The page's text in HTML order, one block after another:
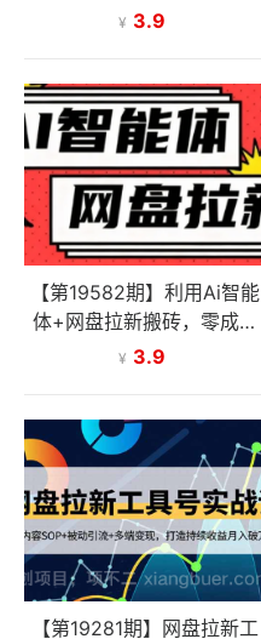
略，新手也能快速上手，搭
¥ 3.9
【第19582期】利用Ai智能
体+网盘拉新搬砖，零成本
无脑搬砖，竟然可以躺赚50
¥ 3.9
【第19281期】网盘拉新工